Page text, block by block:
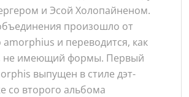
и Эсой Холопайненом.
произошло от
amorphius и переводится, как
не имеющий формы. Первый
выпущен в стиле дэт-
со второго альбома